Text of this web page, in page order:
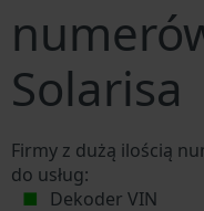
Solarisa
Firmy z dużą ilością
do usług:
Dekoder VIN